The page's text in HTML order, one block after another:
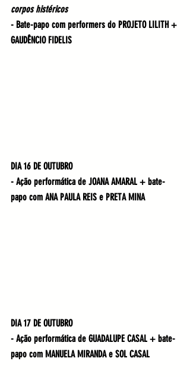
corpos histéricos
- Bate-papo com performers do PROJETO LILITH +
GAUDÊNCIO FIDELIS
DIA 16 DE OUTUBRO
- Ação performática de JOANA AMARAL + bate-
papo com ANA PAULA REIS e PRETA MINA
DIA 17 DE OUTUBRO
- Ação performática de GUADALUPE CASAL + bate-
papo com MANUELA MIRANDA e SOL CASAL